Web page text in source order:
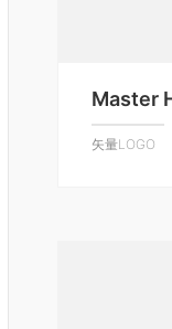
Master
矢量LOGO